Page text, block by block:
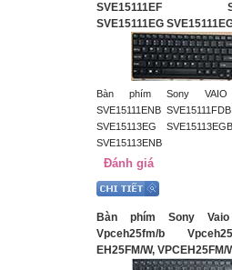
SVE15111EF
SVE15111EG
Bàn phím Sony VAIO
SVE15111ENB
SVE15113EG
SVE15113ENB
Đánh giá
Bàn phím Sony Vaio
Vpceh25fm/b
EH25FM/W, VPCEH25FM/